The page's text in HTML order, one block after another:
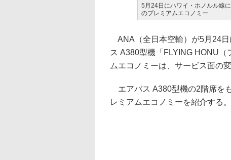
5月24日にハワイ・ホノルル線
のプレミアムエコノミー
ANA（全日本空輸）が5月24
ス A380型機「FLYING HONU
ムエコノミーは、サービス面の
エアバス A380型機の2階席を
レミアムエコノミーを紹介する。